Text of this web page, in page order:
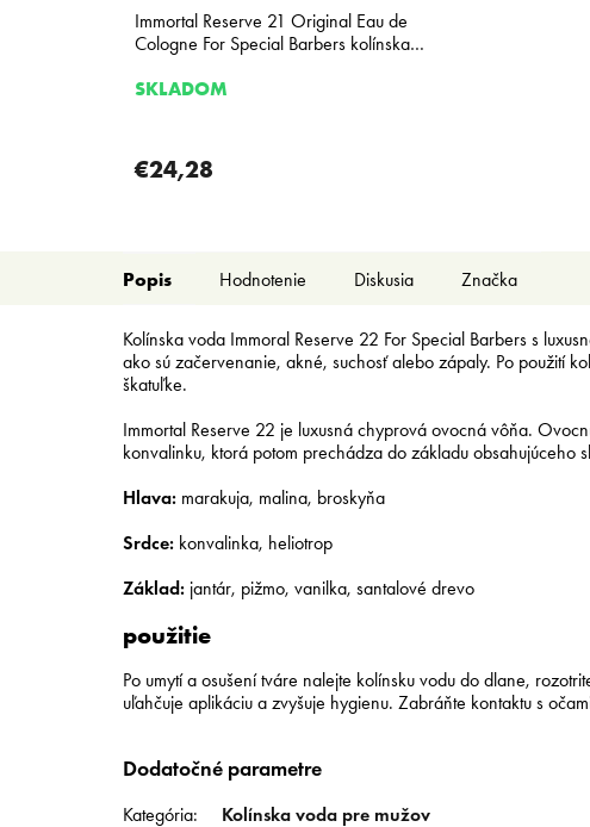
Immortal Reserve 21 Original Eau de
Cologne For Special Barbers kolínska
SKLADOM
€24,28
Popis Hodnotenie Diskusia Značka
Kolínska voda Immoral Reserve 22 For Special Barbers s
ako sú začervenanie, akné, suchosť alebo zápaly. Po použití
škatuľke.
Immortal Reserve 22 je luxusná chyprová ovocná vôňa.
konvalinku, ktorá potom prechádza do základu obsahujúceho
Hlava: marakuja, malina, broskyňa
Srdce: konvalinka, heliotrop
Základ: jantár, pižmo, vanilka, santalové drevo
použitie
Po umytí a osušení tváre nalejte kolínsku vodu do dlane,
uľahčuje aplikáciu a zvyšuje hygienu. Zabráňte kontaktu s
Dodatočné parametre
Kategória:
Kolínska voda pre mužov